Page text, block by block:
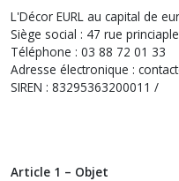
L'Décor EURL au capital de
Siège social : 47 rue princiaple
Téléphone : 03 88 72 01 33
Adresse électronique :
SIREN : 83295363200011 /
Article 1 – Objet